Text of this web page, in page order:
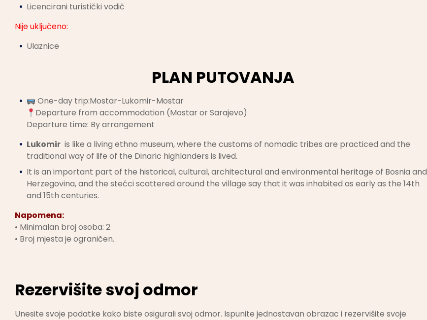
Licencirani turistički vodič
Nije uključeno:
Ulaznice
PLAN PUTOVANJA
One-day trip:Mostar-Lukomir-Mostar
Departure from accommodation (Mostar or Sarajevo)
Departure time: By arrangement
Lukomir is like a living ethno museum, where the customs of nomadic tribes are practiced and the
traditional way of life of the Dinaric highlanders is lived.
It is an important part of the historical, cultural, architectural and environmental heritage of Bosnia and
Herzegovina, and the stećci scattered around the village say that it was inhabited as early as the 14th
and 15th centuries.
Napomena:
• Minimalan broj osoba: 2
• Broj mjesta je ograničen.
Rezervišite svoj odmor
Unesite svoje podatke kako biste osigurali svoj odmor. Ispunite jednostavan obrazac i rezervišite svoje